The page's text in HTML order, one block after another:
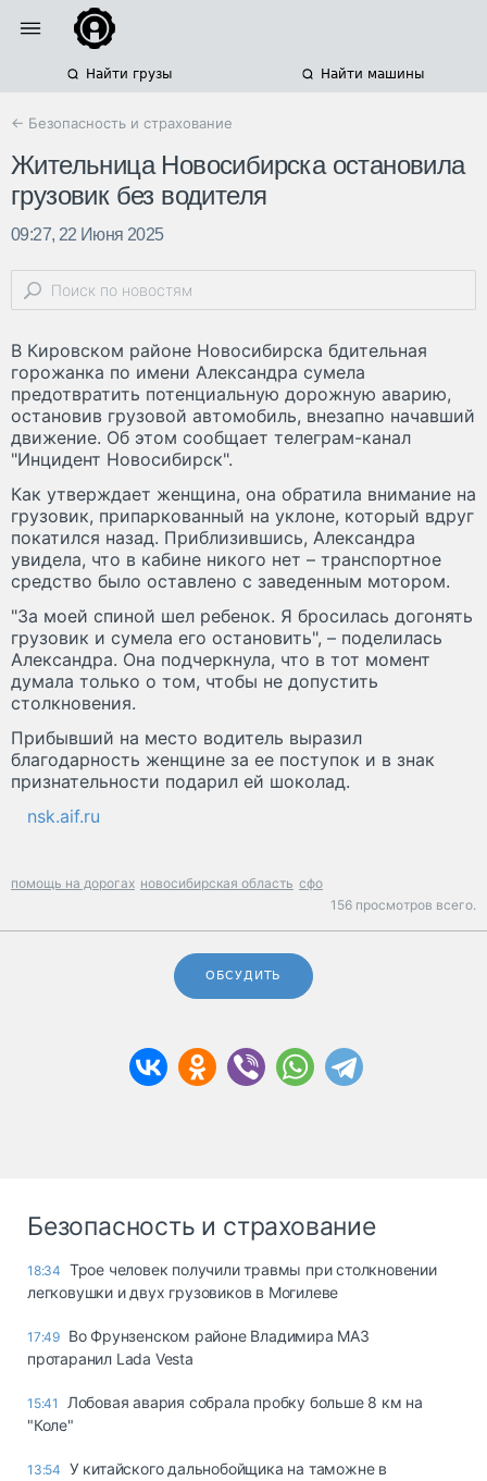
Найти грузы Найти машины
← Безопасность и страхование
Жительница Новосибирска остановила
грузовик без водителя
09:27, 22 Июня 2025
В Кировском районе Новосибирска бдительная
горожанка по имени Александра сумела
предотвратить потенциальную дорожную аварию,
остановив грузовой автомобиль, внезапно начавший
движение. Об этом сообщает телеграм-канал
"Инцидент Новосибирск".
Как утверждает женщина, она обратила внимание на
грузовик, припаркованный на уклоне, который вдруг
покатился назад. Приблизившись, Александра
увидела, что в кабине никого нет – транспортное
средство было оставлено с заведенным мотором.
"За моей спиной шел ребенок. Я бросилась догонять
грузовик и сумела его остановить", – поделилась
Александра. Она подчеркнула, что в тот момент
думала только о том, чтобы не допустить
столкновения.
Прибывший на место водитель выразил
благодарность женщине за ее поступок и в знак
признательности подарил ей шоколад.
nsk.aif.ru
помощь на дорогах новосибирская область сфо
156 просмотров всего.
ОБСУДИТЬ
Безопасность и страхование
18:34 Трое человек получили травмы при столкновении
легковушки и двух грузовиков в Могилеве
17:49 Во Фрунзенском районе Владимира МАЗ
протаранил Lada Vesta
15:41
Лобовая авария собрала пробку больше 8 км на
"Коле"
13:54 У китайского дальнобойщика на таможне в